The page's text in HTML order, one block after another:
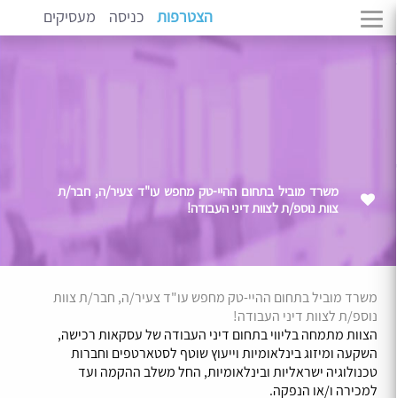
הצטרפות כניסה מעסיקים
משרד מוביל בתחום ההיי-טק מחפש עו"ד צעיר/ה, חבר/ת
צוות נוספ/ת לצוות דיני העבודה!
משרד מוביל בתחום ההיי-טק מחפש עו"ד צעיר/ה, חבר/ת צוות
נוספ/ת לצוות דיני העבודה!
הצוות מתמחה בליווי בתחום דיני העבודה של עסקאות רכישה,
השקעה ומיזוג בינלאומיות וייעוץ שוטף לסטארטפים וחברות
טכנולוגיה ישראליות ובינלאומיות, החל משלב ההקמה ועד
למכירה ו/או הנפקה.